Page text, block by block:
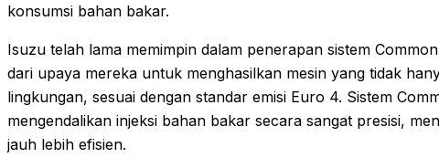
konsumsi bahan bakar.
Isuzu telah lama memimpin dalam penerapan sistem
dari upaya mereka untuk menghasilkan mesin yang tidak
lingkungan, sesuai dengan standar emisi Euro 4. Sistem
mengendalikan injeksi bahan bakar secara sangat presisi,
jauh lebih efisien.